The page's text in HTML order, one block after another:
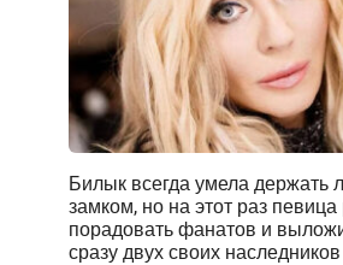
Билык всегда умела держать
замком, но на этот раз
порадовать фанатов и
сразу двух своих наследников